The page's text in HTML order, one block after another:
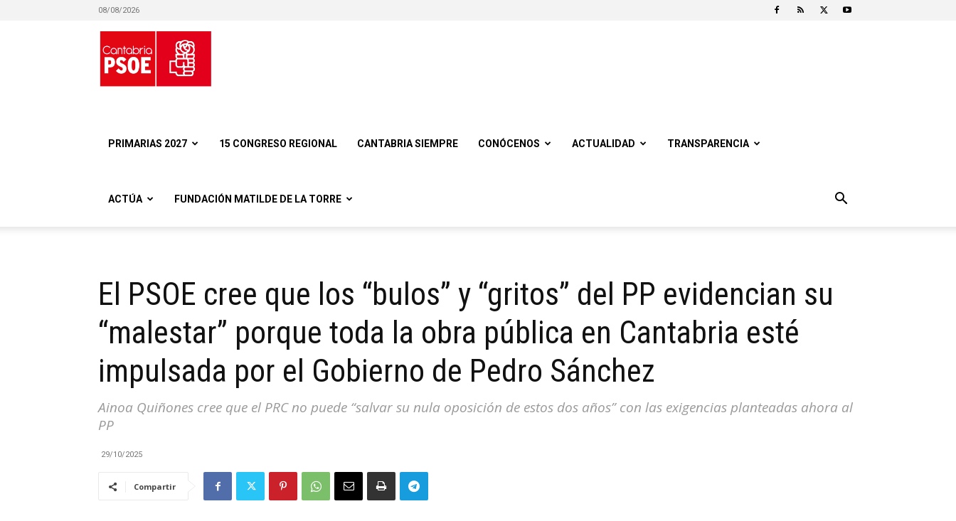
08/08/2026
PRIMARIAS 2027 15 CONGRESO REGIONAL CANTABRIA SIEMPRE CONÓCENOS ACTUALIDAD TRANSPARENCIA
ACTÚA FUNDACIÓN MATILDE DE LA TORRE
El PSOE cree que los “bulos” y “gritos” del PP evidencian su
“malestar” porque toda la obra pública en Cantabria esté
impulsada por el Gobierno de Pedro Sánchez
Ainoa Quiñones cree que el PRC no puede “salvar su nula oposición de estos dos años” con las exigencias planteadas ahora al
PP
29/10/2025
Compartir